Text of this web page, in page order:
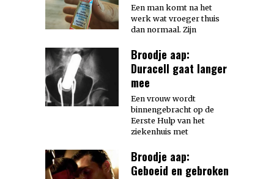
Een man komt na het
werk wat vroeger thuis
dan normaal. Zijn
Broodje aap:
Duracell gaat langer
mee
Een vrouw wordt
binnengebracht op de
Eerste Hulp van het
ziekenhuis met
Broodje aap:
Geboeid en gebroken